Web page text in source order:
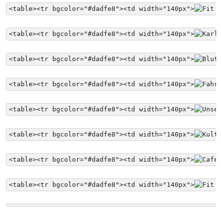
<table><tr bgcolor="#dadfe8"><td width="140px">
<table><tr bgcolor="#dadfe8"><td width="140px">
<table><tr bgcolor="#dadfe8"><td width="140px">
<table><tr bgcolor="#dadfe8"><td width="140px">
<table><tr bgcolor="#dadfe8"><td width="140px">
<table><tr bgcolor="#dadfe8"><td width="140px">
<table><tr bgcolor="#dadfe8"><td width="140px">
<table><tr bgcolor="#dadfe8"><td width="140px">